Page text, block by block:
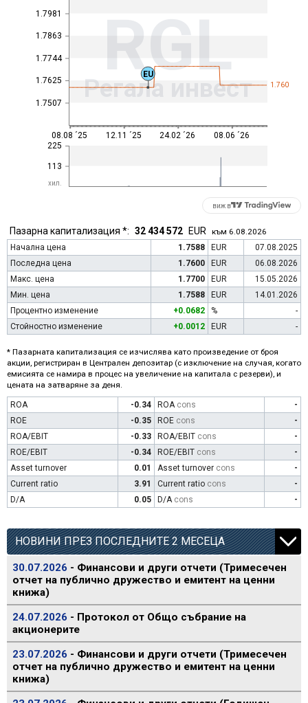
1.7507
1.7625
1.7744
1.7863
1.7981 RGL
Регала инвест
хил.
113
225
1.760
08.08 ´25 12.11 ´25 24.02 ´26 08.06 ´26
EU
виж в
Пазарна капитализация *: 32 434 572 EUR към 6.08.2026
Начална цена
1.7588 EUR
07.08.2025
Последна цена
1.7600 EUR
06.08.2026
Макс. цена
1.7700 EUR
15.05.2026
Мин. цена
1.7588 EUR
14.01.2026
Процентно изменение
+0.0682 %
-
Стойностно изменение
+0.0012 EUR -
* Пазарната капитализация се изчислява като произведение от броя
акции, регистриран в Централен депозитар (с изключение на случая, когато
емисията се намира в процес на увеличение на капитала с резерви), и
цената на затваряне за деня.
ROA -0.34 ROA cons
-
ROE
-0.35 ROE cons
-
ROA/EBIT
-0.33 ROA/EBIT cons
-
ROE/EBIT
-0.34 ROE/EBIT cons
-
Asset turnover
0.01 Asset turnover cons
-
Current ratio
3.91 Current ratio cons
-
D/A
0.05 D/A cons -
НОВИНИ ПРЕЗ ПОСЛЕДНИТЕ 2 МЕСЕЦА
30.07.2026 - Финансови и други отчети (Тримесечен
отчет на публично дружество и емитент на ценни
книжа)
24.07.2026 - Протокол от Общо събрание на
акционерите
23.07.2026 - Финансови и други отчети (Тримесечен
отчет на публично дружество и емитент на ценни
книжа)